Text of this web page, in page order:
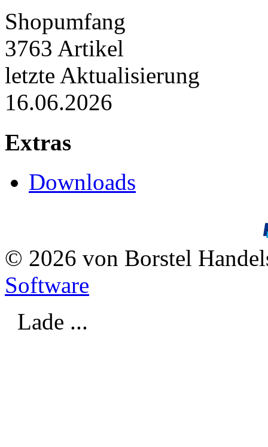
Shopumfang
3763 Artikel
letzte Aktualisierung
16.06.2026
Extras
Downloads
© 2026 von Borstel
Software
Lade ...